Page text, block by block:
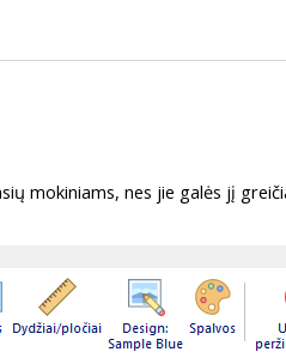
mokiniams, nes jie galės jį